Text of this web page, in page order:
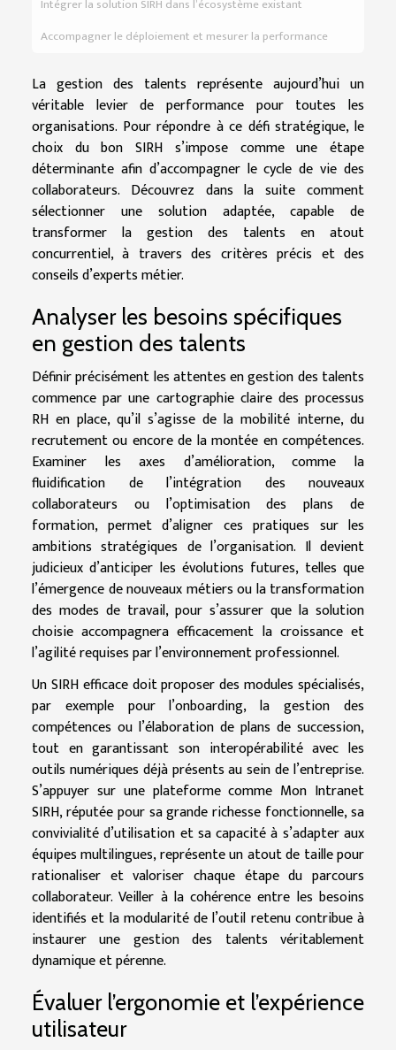
Intégrer la solution SIRH dans l’écosystème existant
Accompagner le déploiement et mesurer la performance
La gestion des talents représente aujourd’hui un
véritable levier de performance pour toutes les
organisations. Pour répondre à ce défi stratégique, le
choix du bon SIRH s’impose comme une étape
déterminante afin d’accompagner le cycle de vie des
collaborateurs. Découvrez dans la suite comment
sélectionner une solution adaptée, capable de
transformer la gestion des talents en atout
concurrentiel, à travers des critères précis et des
conseils d’experts métier.
Analyser les besoins spécifiques
en gestion des talents
Définir précisément les attentes en gestion des talents
commence par une cartographie claire des processus
RH en place, qu’il s’agisse de la mobilité interne, du
recrutement ou encore de la montée en compétences.
Examiner les axes d’amélioration, comme la
fluidification de l’intégration des nouveaux
collaborateurs ou l’optimisation des plans de
formation, permet d’aligner ces pratiques sur les
ambitions stratégiques de l’organisation. Il devient
judicieux d’anticiper les évolutions futures, telles que
l’émergence de nouveaux métiers ou la transformation
des modes de travail, pour s’assurer que la solution
choisie accompagnera efficacement la croissance et
l’agilité requises par l’environnement professionnel.
Un SIRH efficace doit proposer des modules spécialisés,
par exemple pour l’onboarding, la gestion des
compétences ou l’élaboration de plans de succession,
tout en garantissant son interopérabilité avec les
outils numériques déjà présents au sein de l’entreprise.
S’appuyer sur une plateforme comme Mon Intranet
SIRH, réputée pour sa grande richesse fonctionnelle, sa
convivialité d’utilisation et sa capacité à s’adapter aux
équipes multilingues, représente un atout de taille pour
rationaliser et valoriser chaque étape du parcours
collaborateur. Veiller à la cohérence entre les besoins
identifiés et la modularité de l’outil retenu contribue à
instaurer une gestion des talents véritablement
dynamique et pérenne.
Évaluer l’ergonomie et l’expérience
utilisateur